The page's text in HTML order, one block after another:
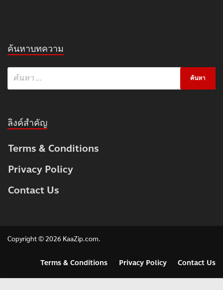
ค้นหาบทความ
ลิงค์สำคัญ
Terms & Conditions
Privacy Policy
Contact Us
Copyright © 2026 KaaZip.com.
Terms & Conditions Privacy Policy Contact Us